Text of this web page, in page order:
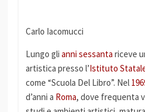
Carlo Iacomucci
Lungo gli anni sessanta riceve
artistica presso l’Istituto
come “Scuola Del Libro”. Nel
d’anni a Roma, dove frequenta